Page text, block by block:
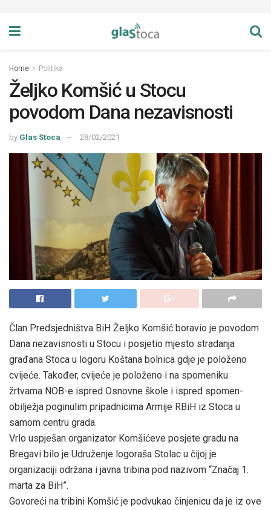
Home Politika
Željko Komšić u Stocu
povodom Dana nezavisnosti
by Glas Stoca 28/02/2021
Član Predsjedništva BiH Željko Komšić boravio je povodom
Dana nezavisnosti u Stocu i posjetio mjesto stradanja
građana Stoca u logoru Koštana bolnica gdje je položeno
cvijeće. Također, cvijeće je položeno i na spomeniku
žrtvama NOB-e ispred Osnovne škole i ispred spomen-
obilježja poginulim pripadnicima Armije RBiH iz Stoca u
samom centru grada.
Vrlo uspješan organizator Komšićeve posjete gradu na
Bregavi bilo je Udruženje logoraša Stolac u čijoj je
organizaciji održana i javna tribina pod nazivom “Značaj 1.
marta za BiH”.
Govoreći na tribini Komšić je podvukao činjenicu da je iz ove